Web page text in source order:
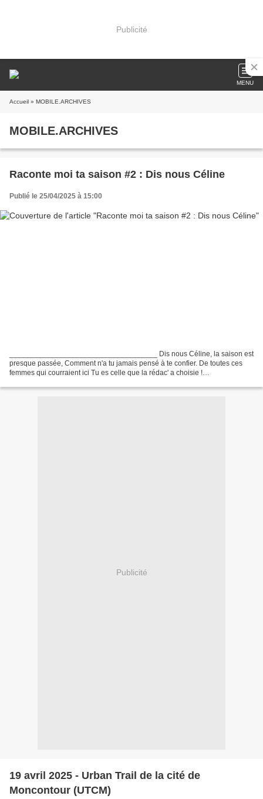
Publicité
MENU
Accueil » MOBILE.ARCHIVES
MOBILE.ARCHIVES
Raconte moi ta saison #2 : Dis nous Céline
Publié le 25/04/2025 à 15:00
____________________________________ Dis nous Céline, la saison est
presque passée, Comment n'a tu jamais pensé à te confier. De toutes ces
femmes qui courraient ici Tu es celle que la rédac' a choisie !
Publicité
19 avril 2025 - Urban Trail de la cité de
Moncontour (UTCM)